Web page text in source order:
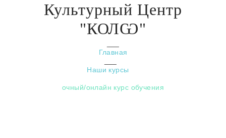
Культурный Центр
"КОЛѠ"
Главная
Наши курсы
очный/онлайн курс обучения